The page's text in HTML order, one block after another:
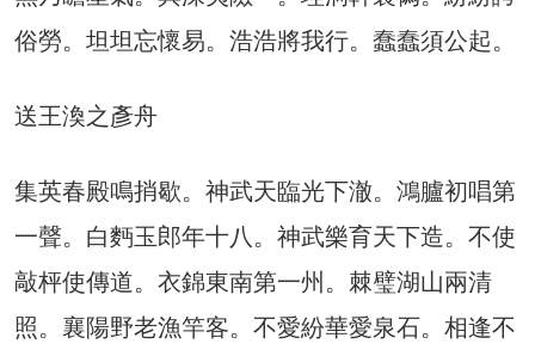
俗勞。坦坦忘懷易。浩浩將我行。蠢蠢須公起。
送王渙之彥舟
集英春殿鳴捎歇。神武天臨光下澈。鴻臚初唱第
一聲。白麪玉郎年十八。神武樂育天下造。不使
敲枰使傳道。衣錦東南第一州。棘璧湖山兩清
照。襄陽野老漁竿客。不愛紛華愛泉石。相逢不